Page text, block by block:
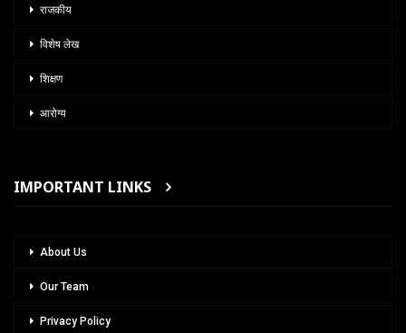
राजकीय
विशेष लेख
शिक्षण
आरोग्य
IMPORTANT LINKS
About Us
Our Team
Privacy Policy